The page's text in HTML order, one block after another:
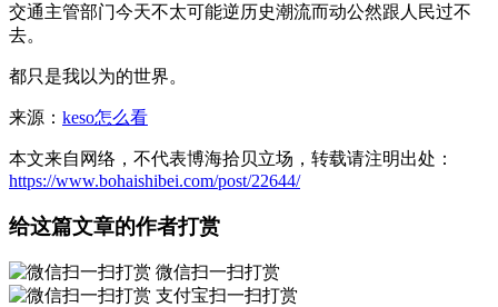
交通主管部门今天不太可能逆历史潮流而动公然跟人民过不
去。
都只是我以为的世界。
来源： keso怎么看
本文来自网络，不代表博海拾贝立场，转载请注明出处：
https://www.bohaishibei.com/post/22644/
给这篇文章的作者打赏
微信扫一扫打赏
支付宝扫一扫打赏